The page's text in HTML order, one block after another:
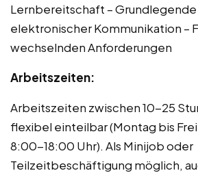
Lernbereitschaft – Grundlegende
elektronischer Kommunikation –
wechselnden Anforderungen
Arbeitszeiten:
Arbeitszeiten zwischen 10-25
flexibel einteilbar (Montag bis
8:00-18:00 Uhr). Als Minijob oder
Teilzeitbeschäftigung möglich,